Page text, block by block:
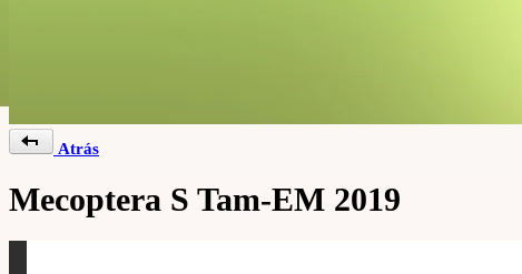
Atrás
Mecoptera S Tam-EM 2019